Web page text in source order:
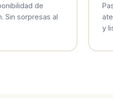
de
Sin sorpresas al
y